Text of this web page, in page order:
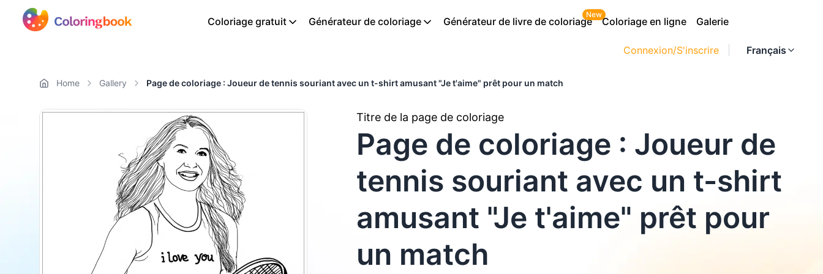
Connexion/S'inscrire Français
Coloriage gratuit Générateur de coloriage Générateur de livre de coloriage
New
Coloriage en ligne Galerie
Home Gallery Page de coloriage : Joueur de tennis souriant avec un t-shirt amusant "Je t'aime" prêt pour un match
Titre de la page de coloriage
Page de coloriage : Joueur de
tennis souriant avec un t-shirt
amusant "Je t'aime" prêt pour
un match